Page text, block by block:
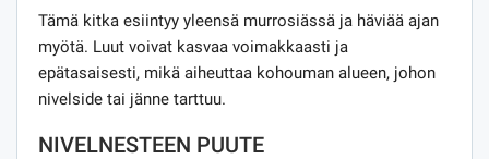
Tämä kitka esiintyy yleensä murrosiässä ja häviää ajan
myötä. Luut voivat kasvaa voimakkaasti ja
epätasaisesti, mikä aiheuttaa kohouman alueen, johon
nivelside tai jänne tarttuu.
NIVELNESTEEN PUUTE